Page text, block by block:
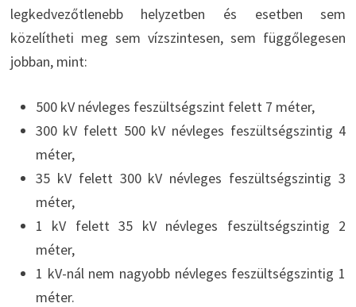
legkedvezőtlenebb helyzetben és esetben sem
közelítheti meg sem vízszintesen, sem függőlegesen
jobban, mint:
500 kV névleges feszültségszint felett 7 méter,
300 kV felett 500 kV névleges feszültségszintig 4
méter,
35 kV felett 300 kV névleges feszültségszintig 3
méter,
1 kV felett 35 kV névleges feszültségszintig 2
méter,
1 kV-nál nem nagyobb névleges feszültségszintig 1
méter.